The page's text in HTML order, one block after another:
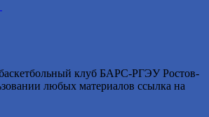
клуб БАРС-РГЭУ Ростов-
любых материалов ссылка на